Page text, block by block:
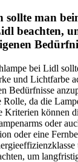
sollte man
beachten,
bei Lidl
und Lichtfarbe
Bedürfnisse
da die
Kriterien können
oder
oder eine
um